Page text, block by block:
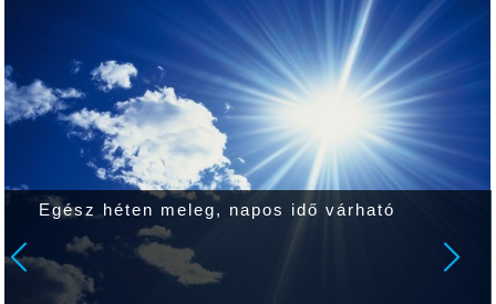
Egész héten meleg, napos idő várható